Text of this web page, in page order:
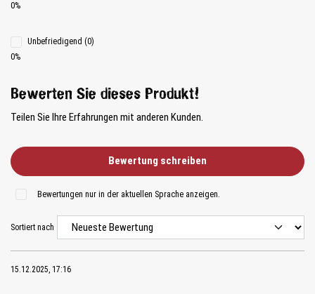
0%
Unbefriedigend (0)
0%
Bewerten Sie dieses Produkt!
Teilen Sie Ihre Erfahrungen mit anderen Kunden.
Bewertung schreiben
Bewertungen nur in der aktuellen Sprache anzeigen.
Sortiert nach
15.12.2025, 17:16